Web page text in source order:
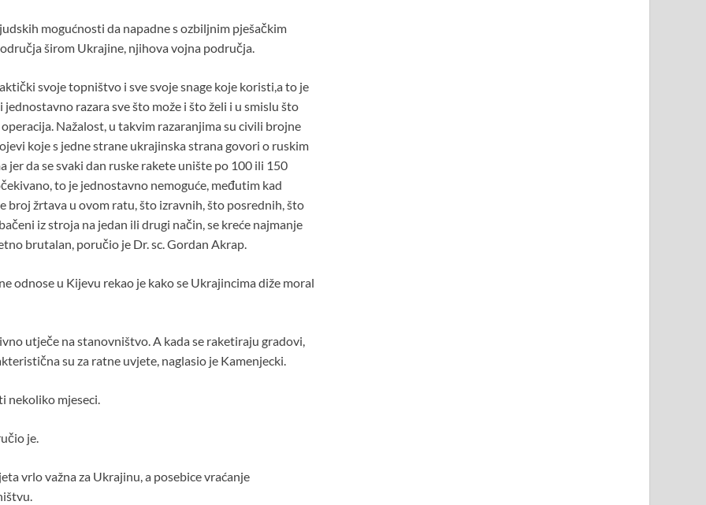
mogućnosti da napadne s ozbiljnim pješačkim
širom Ukrajine, njihova vojna područja.
svoje topništvo i sve svoje snage koje koristi,a to je
razara sve što može i što želi i u smislu što
Nažalost, u takvim razaranjima su civili brojne
koje s jedne strane ukrajinska strana govori o ruskim
da se svaki dan ruske rakete unište po 100 ili 150
to je jednostavno nemoguće, međutim kad
broj žrtava u ovom ratu, što izravnih, što posrednih, što
iz stroja na jedan ili drugi način, se kreće najmanje
brutalan, poručio je Dr. sc. Gordan Akrap.
odnose u Kijevu rekao je kako se Ukrajincima diže moral
utječe na stanovništvo. A kada se raketiraju gradovi,
su za ratne uvjete, naglasio je Kamenjecki.
nekoliko mjeseci.
je.
vrlo važna za Ukrajinu, a posebice vraćanje